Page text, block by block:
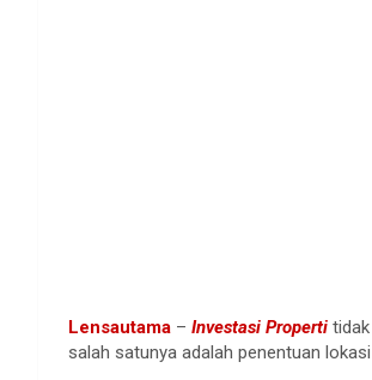
Lensautama – Investasi Properti
salah satunya adalah penentuan